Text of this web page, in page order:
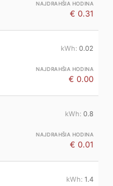
€ 0.31
0.02
€ 0.00
0.8
€ 0.01
1.4